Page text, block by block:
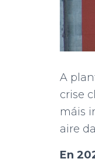
A
crise
máis
aire
En